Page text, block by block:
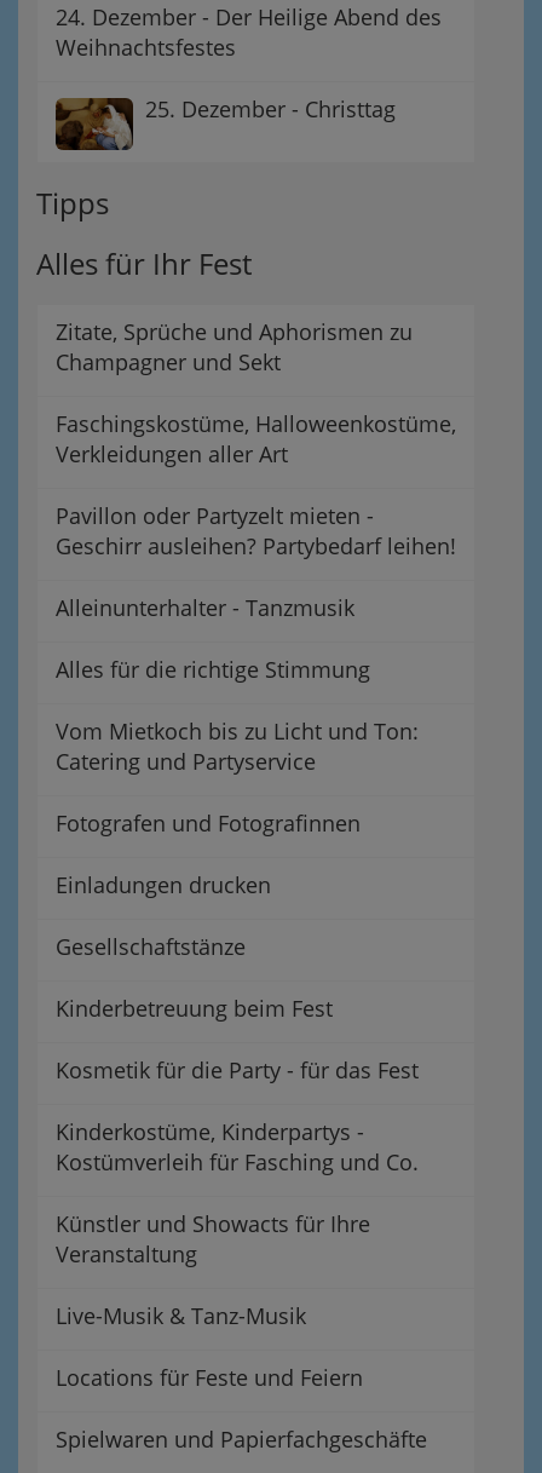
24. Dezember - Der Heilige Abend des
Weihnachtsfestes
25. Dezember - Christtag
Tipps
Alles für Ihr Fest
Zitate, Sprüche und Aphorismen zu
Champagner und Sekt
Faschingskostüme, Halloweenkostüme,
Verkleidungen aller Art
Pavillon oder Partyzelt mieten -
Geschirr ausleihen? Partybedarf leihen!
Alleinunterhalter - Tanzmusik
Alles für die richtige Stimmung
Vom Mietkoch bis zu Licht und Ton:
Catering und Partyservice
Fotografen und Fotografinnen
Einladungen drucken
Gesellschaftstänze
Kinderbetreuung beim Fest
Kosmetik für die Party - für das Fest
Kinderkostüme, Kinderpartys -
Kostümverleih für Fasching und Co.
Künstler und Showacts für Ihre
Veranstaltung
Live-Musik & Tanz-Musik
Locations für Feste und Feiern
Spielwaren und Papierfachgeschäfte